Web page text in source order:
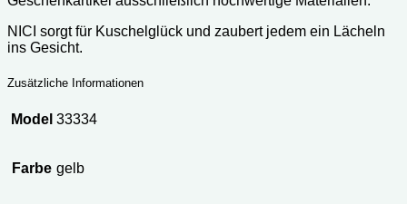
NICI sorgt für Kuschelglück und zaubert jedem ein Lächeln
ins Gesicht.
Zusätzliche Informationen
Model 33334
Farbe gelb